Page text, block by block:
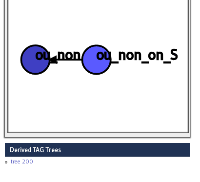
ou_non_on_S
ou_non
Derived TAG Trees
tree 200